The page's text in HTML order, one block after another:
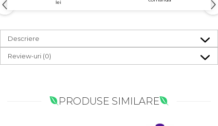
lei
Descriere
Review-uri (0)
PRODUSE SIMILARE